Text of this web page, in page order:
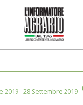
2019- 28 Settembre 2019